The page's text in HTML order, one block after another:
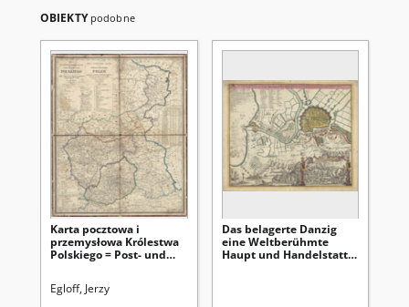
OBIEKTY podobne
Karta pocztowa i
przemysłowa Królestwa
Polskiego = Post- und
Egloff, Jerzy
Das belagerte Danzig
eine Weltberühmte
Haupt und Handelstatt